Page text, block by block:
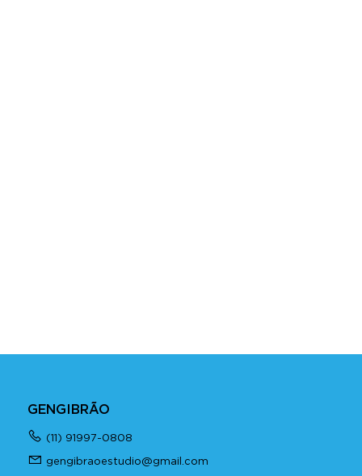
GENGIBRÃO
(11) 91997-0808
gengibraoestudio@gmail.com